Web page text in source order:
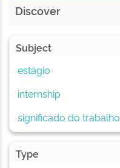
Discover
Subject
estágio
internship
significado do trabalho
Type